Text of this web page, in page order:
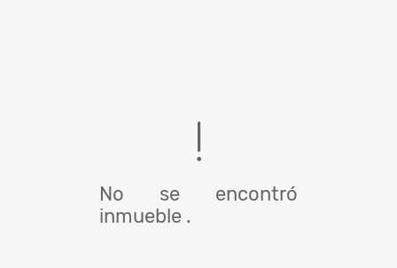
No se encontró
inmueble .